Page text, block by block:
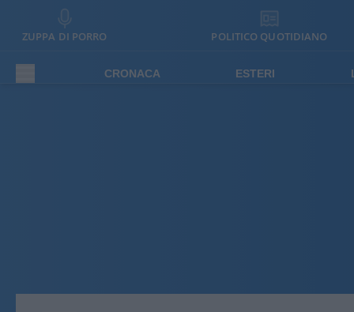
ZUPPA DI PORRO POLITICO QUOTIDIANO
CRONACA ESTERI